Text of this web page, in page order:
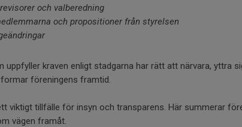
och valberedning
och propositioner från styrelsen
uppfyller kraven enligt stadgarna har rätt att närvara, yttra
föreningens framtid.
viktigt tillfälle för insyn och transparens. Här summerar
vägen framåt.